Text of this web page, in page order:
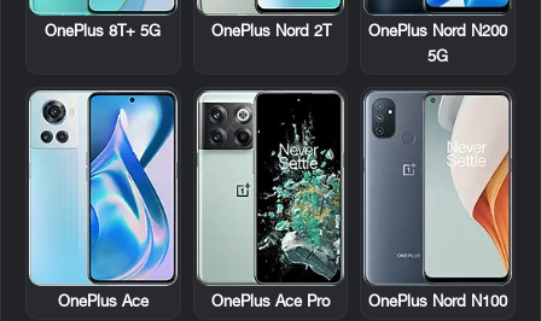
OnePlus Nord N200
5G
OnePlus Nord 2T
OnePlus 8T+ 5G
OnePlus Nord N100
OnePlus Ace Pro
OnePlus Ace